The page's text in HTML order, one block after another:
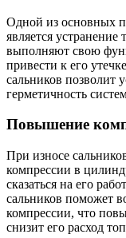
Одной из основных
является
выполняют свою
привести к его
сальников позволит
герметичность
Повышение
При износе
компрессии в
сказаться на его
сальников поможет
компрессии, что
снизит его расход